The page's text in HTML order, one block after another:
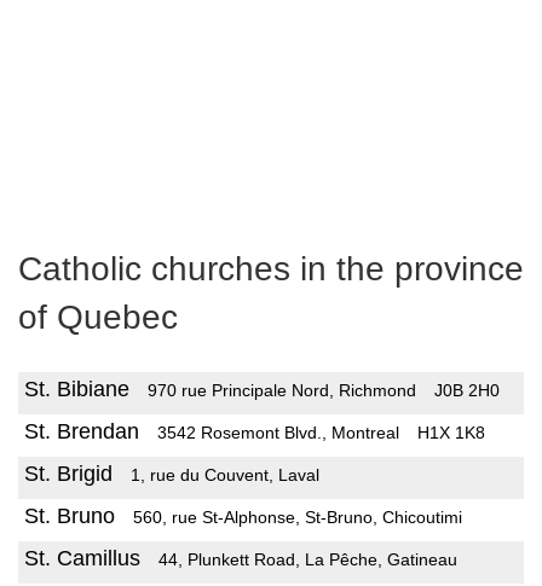
Catholic churches in the province
of Quebec
St. Bibiane 970 rue Principale Nord, Richmond J0B 2H0
St. Brendan 3542 Rosemont Blvd., Montreal H1X 1K8
St. Brigid 1, rue du Couvent, Laval
St. Bruno 560, rue St-Alphonse, St-Bruno, Chicoutimi
St. Camillus 44, Plunkett Road, La Pêche, Gatineau